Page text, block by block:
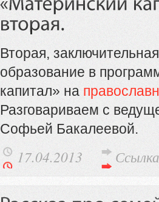
Вторая,
образование в
капитал» на
Разговариваем с
Софьей Бакалеевой.
17.04.2013 Ссылка